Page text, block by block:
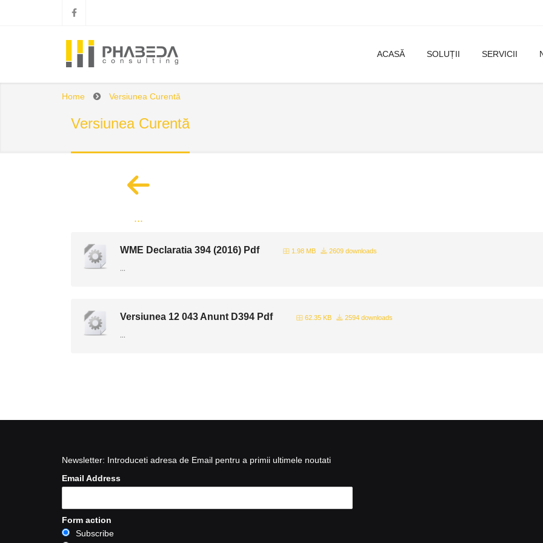
ACASĂ SOLUȚII SERVICII
Versiunea Curentă
Home Versiunea Curentă
...
WME Declaratia 394 (2016) Pdf 1.98 MB 2609 downloads
...
Versiunea 12 043 Anunt D394 Pdf 62.35 KB 2594 downloads
...
Newsletter: Introduceti adresa de Email pentru a primii ultimele noutati
Email Address
Form action
Subscribe